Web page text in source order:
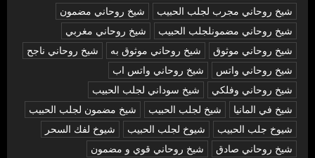
شيخ روحاني مجرب لجلب الحبيب
شيخ روحاني مضمون
شيخ روحاني مضمونلجلب الحبيب
شيخ روحاني مغربي
شيخ روحاني موثوق
شيخ روحاني موثوق به
شيخ روحاني ناجح
شيخ روحاني واتس
شيخ روحاني واتس اب
شيخ روحاني وفلكي
شيخ سوداني لجلب الحبيب
شيخ في المانيا
شيخ لجلب الحبيب
شيخ مضمون لجلب الحبيب
شيوخ جلب الحبيب
شيوخ لجلب الحبيب
شيوخ لفك السحر
شیخ روحاني صادق
شیخ روحاني قوي و مضمون